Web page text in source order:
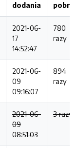
dodania
2021-06-
17
14:52:47
780
razy
2021-06-
09
09:16:07
894
razy
2021-06-
09
08:51:03
3 razy